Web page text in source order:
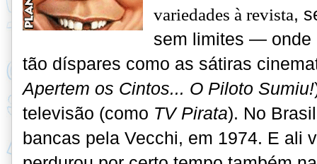
variedades à revista,
sem limites — onde
tão díspares como as sátiras
Apertem os Cintos... O Piloto Sumiu!
televisão (como TV Pirata). No
bancas pela Vecchi, em 1974. E ali